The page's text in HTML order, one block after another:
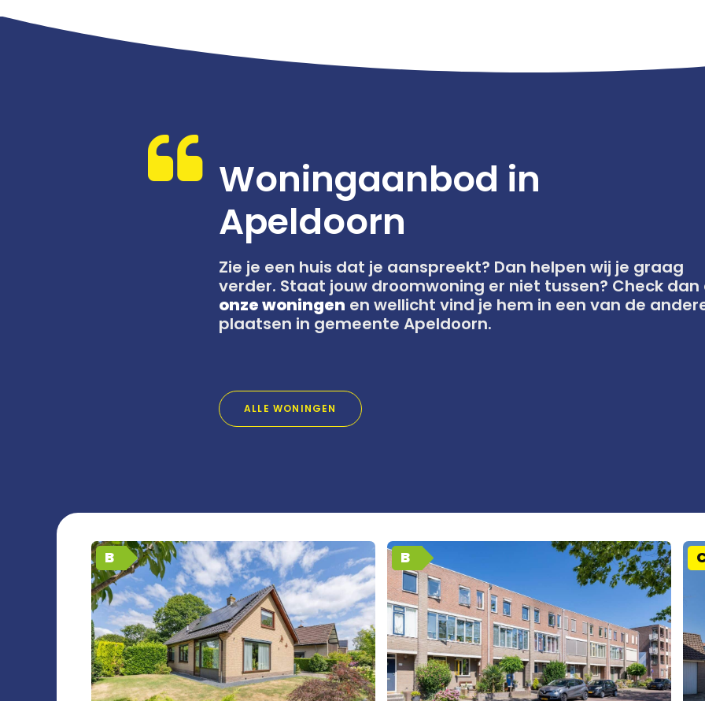
Woningaanbod in
Apeldoorn
Zie je een huis dat je aanspreekt? Dan helpen wij je graag
verder. Staat jouw droomwoning er niet tussen? Check dan
onze woningen en wellicht vind je hem in een van de
plaatsen in gemeente Apeldoorn.
ALLE WONINGEN
B B